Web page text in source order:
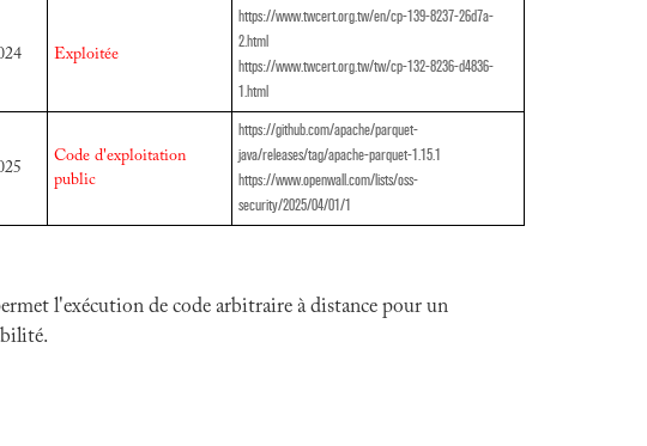
Exploitée
https://www.twcert.org.tw/en/cp-139-8237-26d7a-
2.html
https://www.twcert.org.tw/tw/cp-132-8236-d4836-
1.html
Code d'exploitation
public
https://github.com/apache/parquet-
java/releases/tag/apache-parquet-1.15.1
https://www.openwall.com/lists/oss-
security/2025/04/01/1
l'exécution de code arbitraire à distance pour un